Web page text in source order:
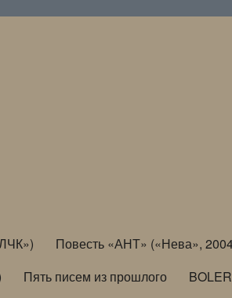
Повесть «АНТ» («Нева»,
Пять писем из прошлого